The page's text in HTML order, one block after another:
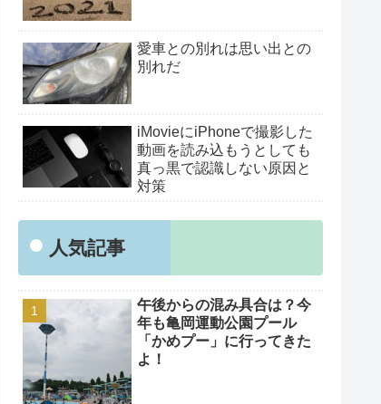
愛車との別れは思い出との
別れだ
iMovieにiPhoneで撮影した
動画を読み込もうとしても
真っ黒で認識しない原因と
対策
人気記事
午後からの混み具合は？今
年も亀岡運動公園プール
「かめプー」に行ってきた
よ！